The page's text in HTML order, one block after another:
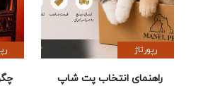
رپورتاژ
راهنمای انتخاب پت شاپ